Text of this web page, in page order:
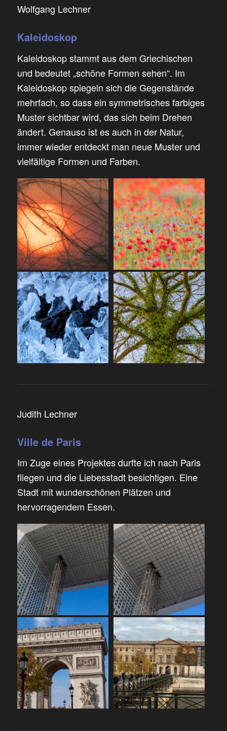
Wolfgang Lechner
Kaleidoskop
Kaleidoskop stammt aus dem Griechischen
und bedeutet „schöne Formen sehen“. Im
Kaleidoskop spiegeln sich die Gegenstände
mehrfach, so dass ein symmetrisches farbiges
Muster sichtbar wird, das sich beim Drehen
ändert. Genauso ist es auch in der Natur,
immer wieder entdeckt man neue Muster und
vielfältige Formen und Farben.
Judith Lechner
Ville de Paris
Im Zuge eines Projektes durfte ich nach Paris
fliegen und die Liebesstadt besichtigen. Eine
Stadt mit wunderschönen Plätzen und
hervorragendem Essen.